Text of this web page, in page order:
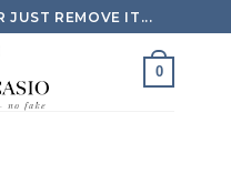
JUST REMOVE IT...
0